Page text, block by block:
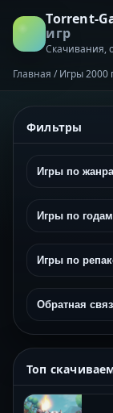
Torrent-
игр
Скачивания,
Главная / Игры 2000
Фильтры
Игры по
Игры по годам
Игры по
Обратная
Топ